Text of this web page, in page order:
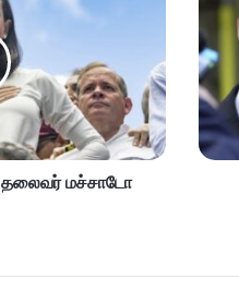
தலைவர் மச்சாடோ